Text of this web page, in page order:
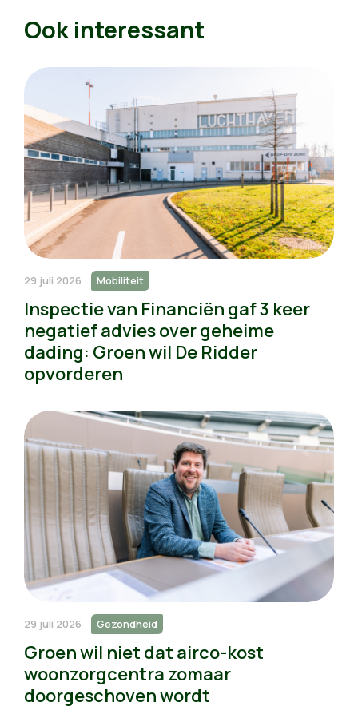
Ook interessant
29 juli 2026 Mobiliteit
Inspectie van Financiën gaf 3 keer
negatief advies over geheime
dading: Groen wil De Ridder
opvorderen
29 juli 2026 Gezondheid
Groen wil niet dat airco-kost
woonzorgcentra zomaar
doorgeschoven wordt